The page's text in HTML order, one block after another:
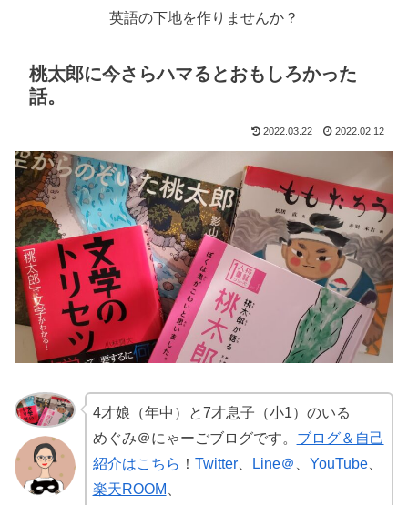
英語の下地を作りませんか？
桃太郎に今さらハマるとおもしろかった
話。
2022.03.22 2022.02.12
4才娘（年中）と7才息子（小1）のいる
めぐみ＠にゃーごブログです。 ブログ＆自己
紹介はこちら ！ Twitter、 Line＠ YouTube、
楽天ROOM